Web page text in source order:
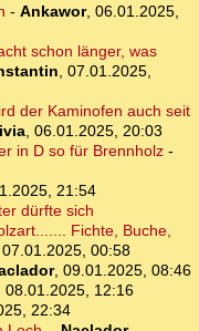
- Ankawor, 06.01.2025,
schon länger, was
, 07.01.2025,
der Kaminofen auch seit
, 06.01.2025, 20:03
in D so für Brennholz-
21:54
dürfte sich
Fichte, Buche,
07.01.2025, 00:58
, 09.01.2025, 08:46
08.01.2025, 12:16
22:34